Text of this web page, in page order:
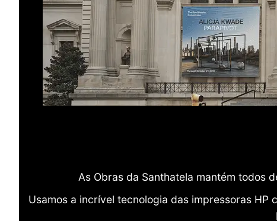
As Obras da Santhatela mantém todos
Usamos a incrível tecnologia das impressoras HP